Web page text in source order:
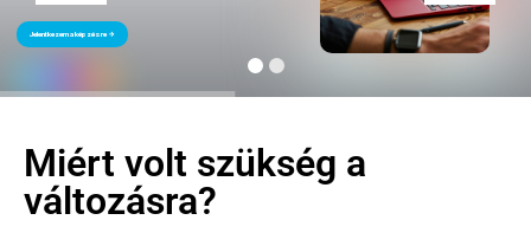
Jelentkezem a képzésrearrow_forward
Miért volt szükség a
változásra?